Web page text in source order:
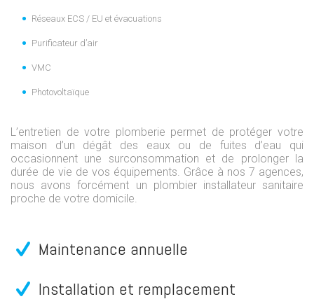
Réseaux ECS / EU et évacuations
Purificateur d’air
VMC
Photovoltaïque
L’entretien de votre plomberie permet de protéger votre
maison d’un dégât des eaux ou de fuites d’eau qui
occasionnent une surconsommation et de prolonger la
durée de vie de vos équipements. Grâce à nos 7 agences,
nous avons forcément un plombier installateur sanitaire
proche de votre domicile.
Maintenance annuelle
Installation et remplacement